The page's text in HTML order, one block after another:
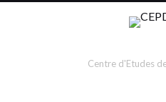
Centre d'Etudes